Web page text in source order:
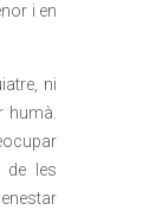
i en
ni
humà.
de les